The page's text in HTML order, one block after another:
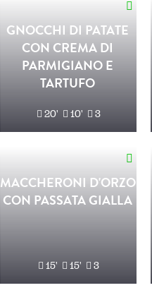
GNOCCHI DI PATATE
CON CREMA DI
PARMIGIANO E
TARTUFO
20' 10' 3
MACCHERONI D'ORZO
CON PASSATA GIALLA
15' 15' 3